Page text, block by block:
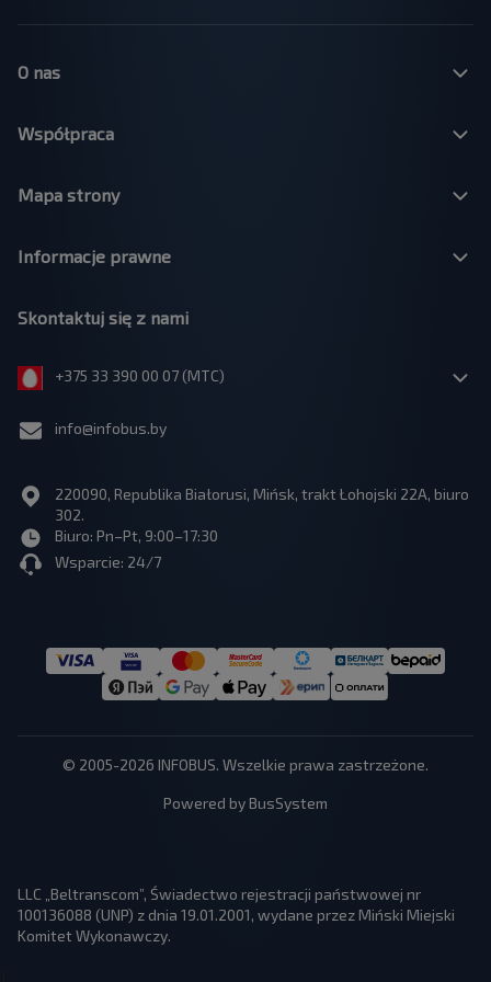
O nas
Współpraca
Mapa strony
Informacje prawne
Skontaktuj się z nami
+375 33 390 00 07 (МТС)
info@infobus.by
220090, Republika Białorusi, Mińsk, trakt Łohojski 22A, biuro
302.
Biuro: Pn–Pt, 9:00–17:30
Wsparcie: 24/7
© 2005-2026 INFOBUS. Wszelkie prawa zastrzeżone.
Powered by BusSystem
LLC „Beltranscom”, Świadectwo rejestracji państwowej nr
100136088 (UNP) z dnia 19.01.2001, wydane przez Miński Miejski
Komitet Wykonawczy.